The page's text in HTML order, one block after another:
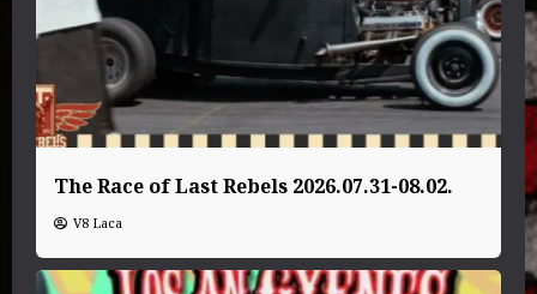
The Race of Last Rebels 2026.07.31-08.02.
V8 Laca